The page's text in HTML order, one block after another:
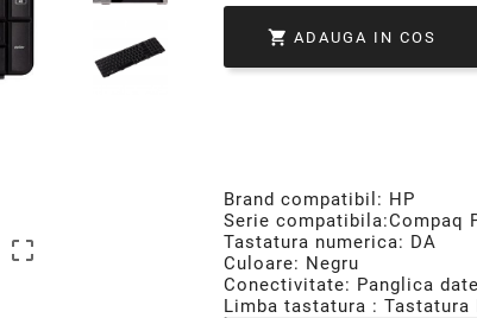

 ADAUGA IN COS
Brand compatibil: HP
Serie compatibila:Compaq
Tastatura numerica: DA
Culoare: Negru
Conectivitate: Panglica date
Limba tastatura : Tastatura